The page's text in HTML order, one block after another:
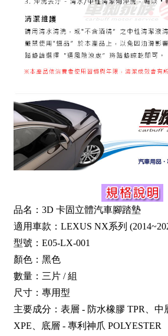
品名：3D 卡固立體汽車腳踏墊
適用車款：LEXUS NX系列
型號：E05-LX-001
顏色：黑色
數量：三片 / 組
尺寸：專用型
主要成分：表層 - 防水橡膠 TPR、中
XPE、底層 - 專利神爪 POLYESTER